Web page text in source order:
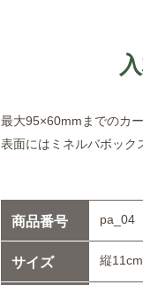
最大95×60mmまでのカ
表面にはミネルバボック
商品番号 pa_04
サイズ 縦